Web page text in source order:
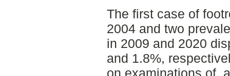
The first case of
2004 and two
in 2009 and 2020
and 1.8%,
on examinations of,